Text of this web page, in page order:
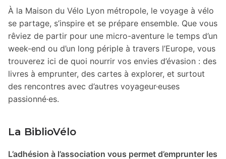
À la Maison du Vélo Lyon métropole, le voyage à vélo
se partage, s’inspire et se prépare ensemble. Que vous
rêviez de partir pour une micro-aventure le temps d’un
week-end ou d’un long périple à travers l’Europe, vous
trouverez ici de quoi nourrir vos envies d’évasion : des
livres à emprunter, des cartes à explorer, et surtout
des rencontres avec d’autres voyageur·euses
passionné·es.
La BiblioVélo
L’adhésion à l’association vous permet d’emprunter les